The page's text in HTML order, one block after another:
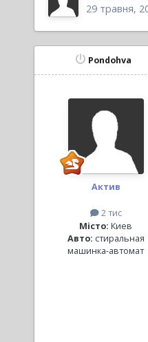
29 травня,
Pondohva
Актив
2 тис
Місто: Киев
Авто: стиральная
машинка-автомат